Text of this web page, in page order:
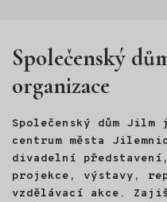
Společenský
organizace
Společenský dům
centrum města
divadelní
projekce, výstavy,
vzdělávací akce.